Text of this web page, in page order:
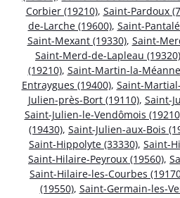
Corbier (19210), Saint-Pardoux
de-Larche (19600), Saint-
Saint-Mexant (19330), Saint-
Saint-Merd-de-Lapleau (19320)
(19210), Saint-Martin-la-
Entraygues (19400), Saint-
Julien-près-Bort (19110), Saint-
Saint-Julien-le-Vendômois
(19430), Saint-Julien-aux-Bois
Saint-Hippolyte (33330), Saint-
Saint-Hilaire-Peyroux (19560),
Saint-Hilaire-les-Courbes
(19550), Saint-Germain-les-